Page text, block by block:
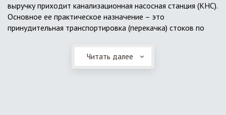
каждого владельца загородного дома. Чтобы выполнить
установку кессонов, погребов и колодцев, вам непременно
следует воспользоваться услугами специалистов нашей
компании. Мы максимально оперативно и качественно
проведем весь комплекс изыскательских мероприятий,
выполним необходимые расчеты и проектирование,
выручку приходит канализационная насосная станция (КНС).
Основное ее практическое назначение – это
принудительная транспортировка (перекачка) стоков по
Такая станция может позиционироваться как в подвальном
помещении дома, так и функционировать в условиях
Читать далее